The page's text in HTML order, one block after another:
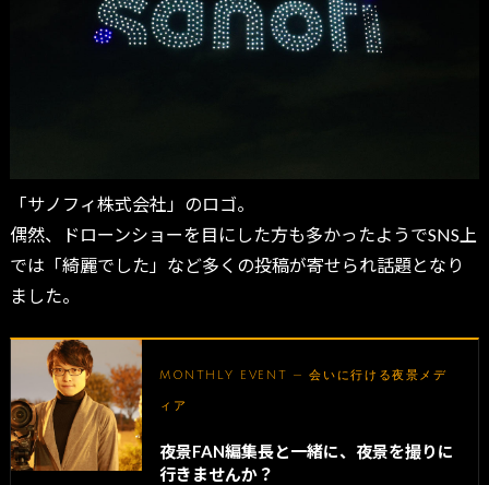
「サノフィ株式会社」のロゴ。
偶然、ドローンショーを目にした方も多かったようでSNS上
では「綺麗でした」など多くの投稿が寄せられ話題となり
ました。
MONTHLY EVENT — 会いに行ける夜景メデ
ィア
夜景FAN編集長と一緒に、夜景を撮りに
行きませんか？